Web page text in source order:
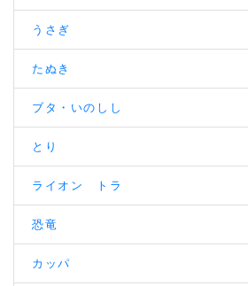
うさぎ
たぬき
ブタ・いのしし
とり
ライオン トラ
恐竜
カッパ